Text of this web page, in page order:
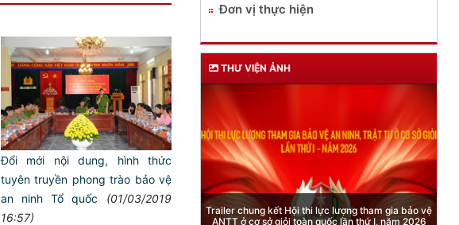
Đổi mới nội dung, hình thức
tuyên truyền phong trào bảo vệ
an ninh Tổ quốc
(01/03/2019
16:57)
Đơn vị thực hiện
THƯ VIỆN ẢNH
Trailer chung kết Hội thi lực lượng tham gia bảo vệ
ANTT ở cơ sở giỏi toàn quốc lần thứ I, năm 2026
Phòng Quản lý xuất nhập cảnh:
quy định mới trong lĩnh vực xuất
của công dân việt nam từ ngày